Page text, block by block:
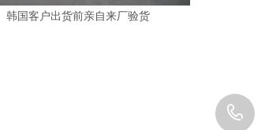
韩国客户出货前亲自来厂验货